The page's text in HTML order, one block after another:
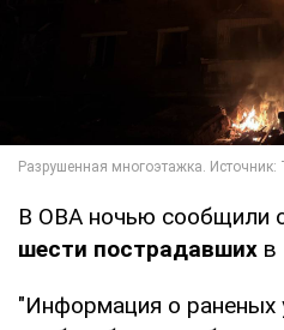
В ОВА ночью сообщили
шести пострадавших в
"Информация о раненых